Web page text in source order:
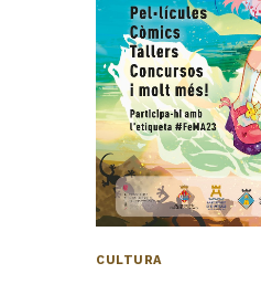
CULTURA